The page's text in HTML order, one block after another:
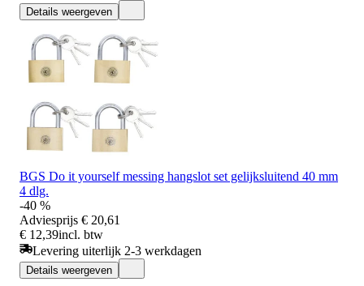
Details weergeven
BGS Do it yourself messing hangslot set gelijksluitend 40 mm
4 dlg.
-40 %
Adviesprijs € 20,61
€ 12,39incl. btw
Levering uiterlijk 2-3 werkdagen
Details weergeven